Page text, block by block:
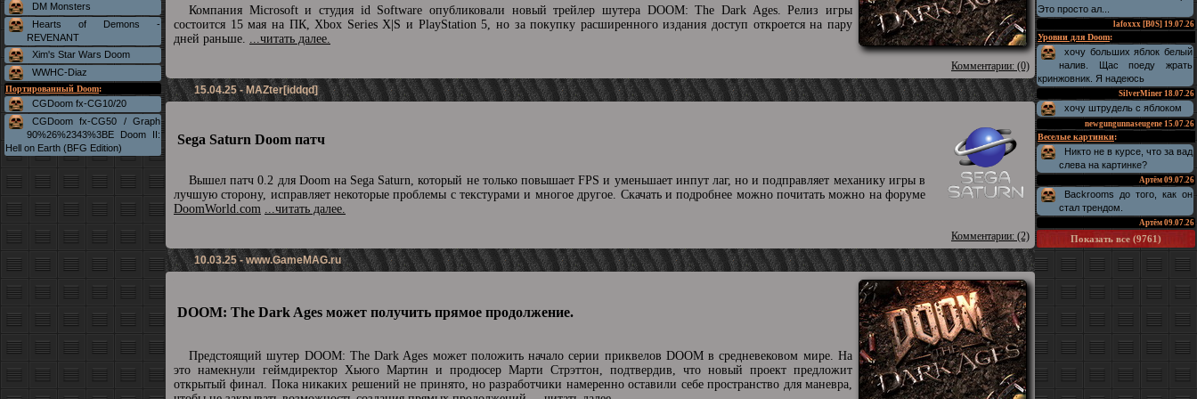
DM Monsters
Hearts of Demons -
REVENANT
Xim's Star Wars Doom
WWHC-Diaz
Портированный Doom:
CGDoom fx-CG10/20
CGDoom fx-CG50 / Graph
90%26%2343%3BE Doom II:
Hell on Earth (BFG Edition)
Компания Microsoft и студия id Software опубликовали новый трейлер шутера DOOM: The Dark Ages. Релиз игры
состоится 15 мая на ПК, Xbox Series X|S и PlayStation 5, но за покупку расширенного издания доступ откроется на пару
дней раньше. ...читать далее.
Комментарии: (0)
15.04.25 - MAZter[iddqd]
Sega Saturn Doom патч
Вышел патч 0.2 для Doom на Sega Saturn, который не только повышает FPS и уменьшает инпут лаг, но и подправляет механику игры в
лучшую сторону, исправляет некоторые проблемы с текстурами и многое другое. Скачать и подробнее можно почитать можно на форуме
DoomWorld.com ...читать далее.
Комментарии: (2)
10.03.25 -www.GameMAG.ru
DOOM: The Dark Ages может получить прямое продолжение.
Предстоящий шутер DOOM: The Dark Ages может положить начало серии приквелов DOOM в средневековом мире. На
это намекнули геймдиректор Хьюго Мартин и продюсер Марти Стрэттон, подтвердив, что новый проект предложит
открытый финал. Пока никаких решений не принято, но разработчики намеренно оставили себе пространство для маневра,
Это просто ал...
lafoxxx [B0S] 19.07.26
Уровни для Doom:
хочу больших яблок белый
налив. Щас поеду жрать
кринжовник. Я надеюсь
SilverMiner 18.07.26
хочу штрудель с яблоком
newgungunnaseugene 15.07.26
Веселые картинки:
Никто не в курсе, что за вад
слева на картинке?
Артём 09.07.26
Backrooms до того, как он
стал трендом.
Артём 09.07.26
Показать все (9761)